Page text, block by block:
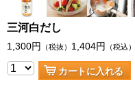
三河白だし
1,300円 （税抜） 1,404円 （税込）
カートに入れる